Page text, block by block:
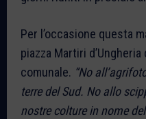
Per l’occasione questa
piazza Martiri
comunale. “No
terre del Sud. No allo
nostre colture in nome